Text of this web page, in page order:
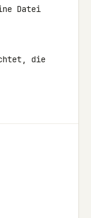
Datei
die